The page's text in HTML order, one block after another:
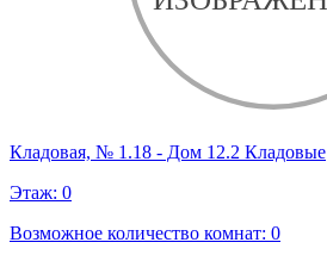
Кладовая, № 1.18 - Дом 12.2 Кладовые
Этаж: 0
Возможное количество комнат: 0